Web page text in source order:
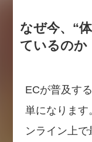
なぜ今、“
ているのか
ECが普及す
単になります
ンライン上で